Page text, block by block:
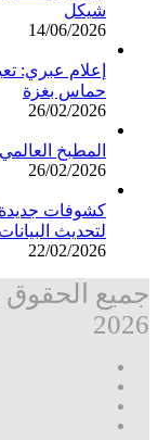
شيكل
14/06/2026
إعلام عبري:
حماس بغزة
26/02/2026
المطبخ
26/02/2026
كشوفات جديدة
لتحديث
22/02/2026
جميع
2026